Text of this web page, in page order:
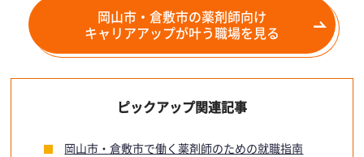
岡山市・倉敷市の薬剤師向け
キャリアアップが叶う職場を見る
ピックアップ関連記事
岡山市・倉敷市で働く薬剤師のための就職指南